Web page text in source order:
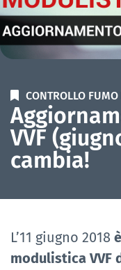
CONTROLLO FUMO
VVF
cambia!
L’11 giugno 2018
modulistica VVF